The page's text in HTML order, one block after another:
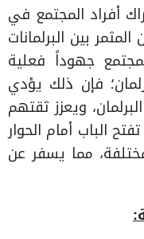
أفراد المجتمع في
بين البرلمانات
جهوداً فعلية
فإن ذلك يؤدي
ويعزز ثقتهم
الباب أمام الحوار
مما يسفر عن